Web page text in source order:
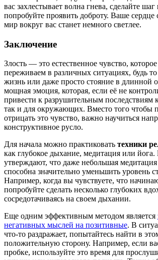
вас захлестывает волна гнева, сделайте шаг
попробуйте проявить доброту. Ваше сердце
мир вокруг вас станет немного светлее.
Заключение
Злость — это естественное чувство,
переживаем в различных ситуациях, будь
жизнь или даже просто стояние в длинной
мощная эмоция, которая, если её не
привести к разрушительным последствиям
так и для окружающих. Вместо того чтобы
отрицать это чувство, важно научиться
конструктивное русло.
Для начала можно практиковать техники
как глубокое дыхание, медитация или йога.
утверждают, что даже небольшая
способна значительно уменьшить уровень
Например, когда вы чувствуете, что
попробуйте сделать несколько глубоких
сосредотачиваясь на своем дыхании.
Еще одним эффективным методом является
негативных мыслей на позитивные. В
что-то раздражает, попытайтесь найти в
положительную сторону. Например, если
пробке, используйте это время для